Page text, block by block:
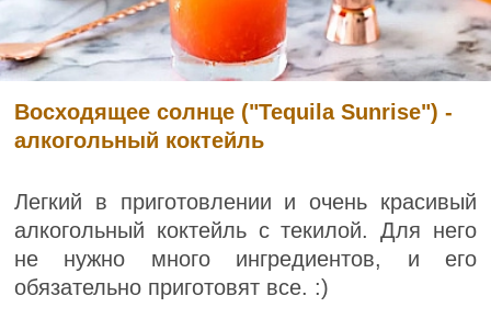
Восходящее солнце ("Tequila Sunrise") -
алкогольный коктейль
Легкий в приготовлении и очень красивый
алкогольный коктейль с текилой. Для него
не нужно много ингредиентов, и его
обязательно приготовят все. :)